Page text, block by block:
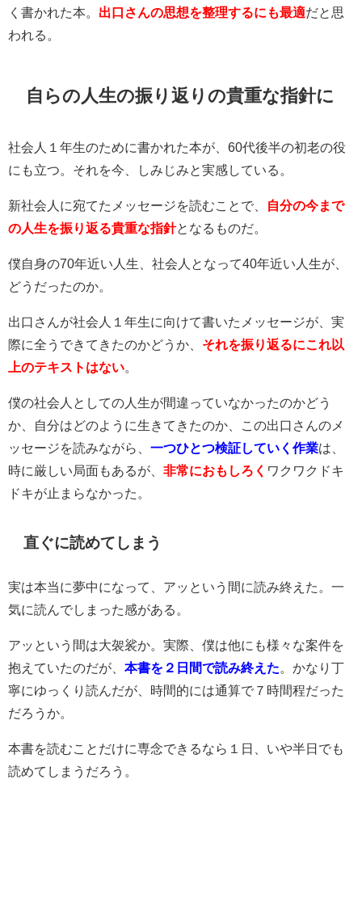
く書かれた本。 出口さんの思想を整理するにも最適だと思
われる。
自らの人生の振り返りの貴重な指針に
社会人１年生のために書かれた本が、60代後半の初老の役
にも立つ。それを今、しみじみと実感している。
新社会人に宛てたメッセージを読むことで、
自分の今まで
の人生を振り返る貴重な指針となるものだ。
僕自身の70年近い人生、社会人となって40年近い人生が、
どうだったのか。
出口さんが社会人１年生に向けて書いたメッセージが、実
際に全うできてきたのかどうか、 それを振り返るにこれ以
上のテキストはない。
僕の社会人としての人生が間違っていなかったのかどう
か、自分はどのように生きてきたのか、この出口さんのメ
ッセージを読みながら、 一つひとつ検証していく作業は、
時に厳しい局面もあるが、 非常におもしろく ワクワクドキ
ドキが止まらなかった。
直ぐに読めてしまう
実は本当に夢中になって、アッという間に読み終えた。一
気に読んでしまった感がある。
アッという間は大袈裟か。実際、僕は他にも様々な案件を
抱えていたのだが、 本書を２日間で読み終えた 。かなり丁
寧にゆっくり読んだが、時間的には通算で７時間程だった
だろうか。
本書を読むことだけに専念できるなら１日、いや半日でも
読めてしまうだろう。